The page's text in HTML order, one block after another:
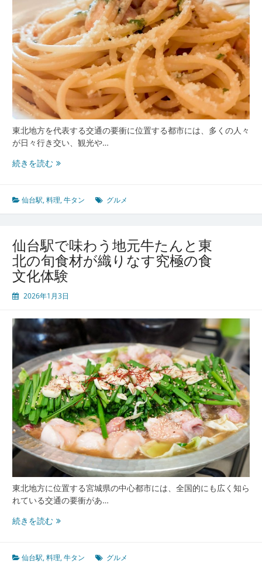
文
化
が
彩
る
旅
の
玄
口
東北地方を代表する交通の要衝に位置する都市には、多くの人々
が日々行き交い、観光や…
続きを読む仙
で
味
厚
切
り
牛
た
と
東
北
の
食
と
文
化
が
出
会
う
玄
関
口
の
魅
仙台駅,料理,牛タン グルメ
仙台駅で味わう地元牛たんと東
北の旬食材が織りなす究極の食
文化体験
2026年1月3日
東北地方に位置する宮城県の中心都市には、全国的にも広く知ら
れている交通の要衝があ…
続きを読む仙
で
仙台駅,料理,牛タン グルメ